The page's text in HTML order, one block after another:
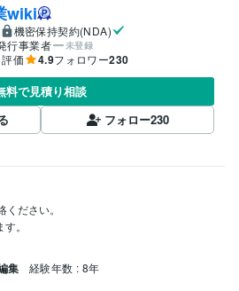
wiki
機密保持契約(NDA)
行事業者
未登録
評価 4.9フォロワー230
料で見積り相談
フォロー230
ださい。
。
集 経験年数 : 8年